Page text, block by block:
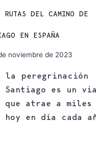
RUTAS DEL CAMINO DE
EN ESPAÑA
noviembre de 2023
la peregrinación
Santiago es un
que atrae a miles
hoy en día cada